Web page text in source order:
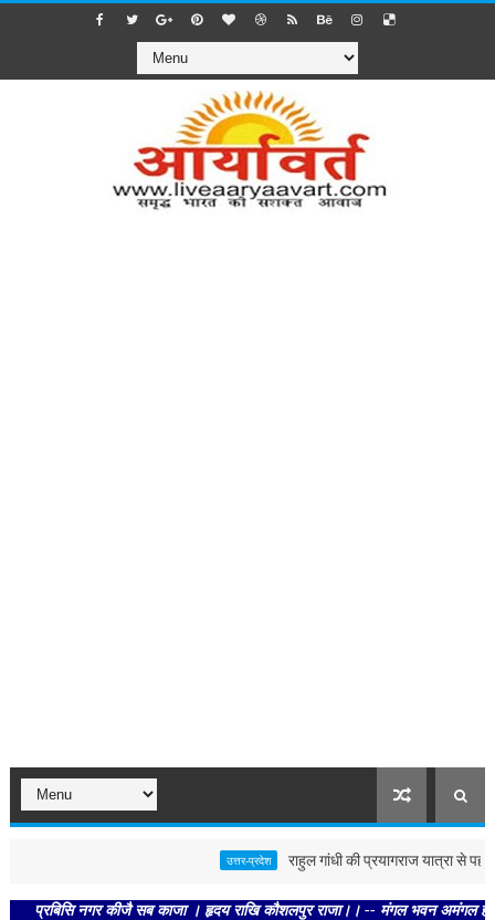
उत्तर-प्रदेश राहुल गांधी की प्रयागराज यात्रा से पहले
नगर कीजै सब काजा । हृदय राखि कौशलपुर राजा।। -- मंगल भवन अमंगल हारी।